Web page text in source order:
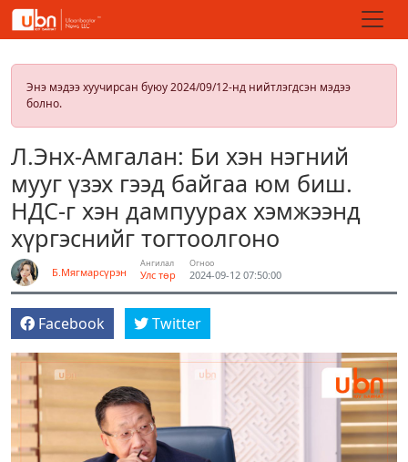
Энэ мэдээ хуучирсан буюу 2024/09/12-нд нийтлэгдсэн мэдээ
болно.
Л.Энх-Амгалан: Би хэн нэгний
мууг үзэх гээд байгаа юм биш.
НДС-г хэн дампуурах хэмжээнд
хүргэснийг тогтоолгоно
Б.Мягмарсүрэн
Ангилал
Улс төр
Огноо
2024-09-12 07:50:00
Facebook Twitter